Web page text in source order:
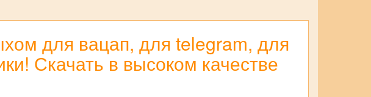
для вацап, для telegram, для
Скачать в высоком качестве